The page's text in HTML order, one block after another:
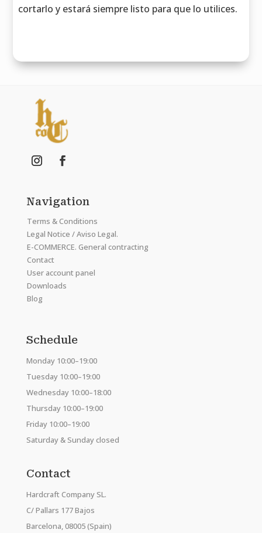
cortarlo y estará siempre listo para que lo utilices.
Navigation
Terms & Conditions
Legal Notice / Aviso Legal.
E-COMMERCE. General contracting
Contact
User account panel
Downloads
Blog
Schedule
Monday 10:00–19:00
Tuesday 10:00–19:00
Wednesday 10:00–18:00
Thursday 10:00–19:00
Friday 10:00–19:00
Saturday & Sunday closed
Contact
Hardcraft Company SL.
C/ Pallars 177 Bajos
Barcelona, 08005 (Spain)